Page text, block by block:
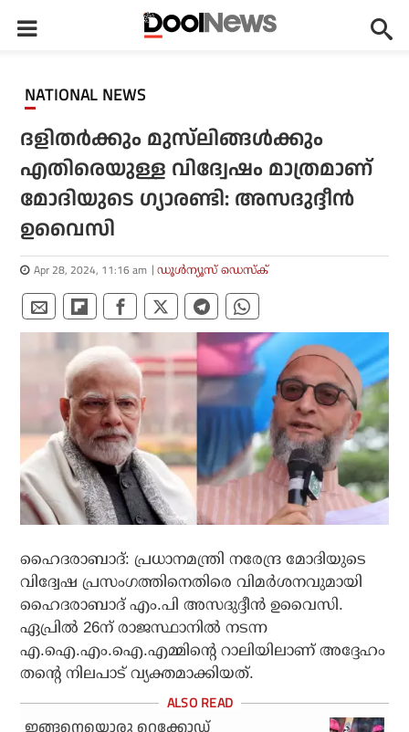
NATIONAL NEWS
ദളിതര്‍ക്കും മുസ്‌ലിങ്ങൾക്കും
എതിരെയുള്ള വിദ്വേഷം മാത്രമാണ്
മോദിയുടെ ഗ്യാരണ്ടി: അസദുദ്ദീന്‍
ഉവൈസി
Apr 28, 2024, 11:16 am ഡൂള്‍ന്യൂസ് ഡെസ്‌ക്
ഹൈദരാബാദ്: പ്രധാനമന്ത്രി നരേന്ദ്ര മോദിയുടെ
വിദ്വേഷ പ്രസംഗത്തിനെതിരെ വിമര്‍ശനവുമായി
ഹൈദരാബാദ് എം.പി അസദുദ്ദീന്‍ ഉവൈസി.
ഏപ്രില്‍ 26ന് രാജസ്ഥാനില്‍ നടന്ന
എ.ഐ.എം.ഐ.എമ്മിന്റെ റാലിയിലാണ് അദ്ദേഹം
തന്റെ നിലപാട് വ്യക്തമാക്കിയത്.